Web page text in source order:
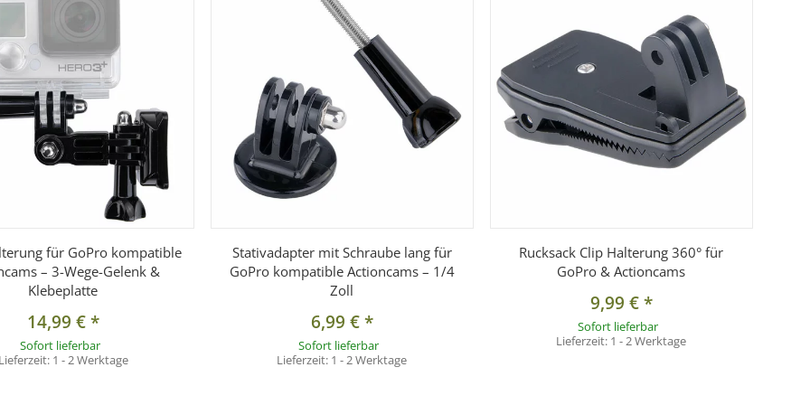
Position.
eine
360° Drehung über die 1/4 Zoll Aufnahme
dass sich die Klemme selbst verdreht.
kompatibler Adapter
mitgeliefert. Dadurch kann das Set flexibel mit Actioncams oder anderem Zubehör verwendet
Montagen im Studio
für GoPro kompatible
– 3-Wege-Gelenk &
Klebeplatte
14,99 €*
Sofort lieferbar
Lieferzeit: 1 - 2 Werktage
Stativadapter mit Schraube lang für
GoPro kompatible Actioncams – 1/4
Zoll
6,99 €*
Sofort lieferbar
Lieferzeit: 1 - 2 Werktage
Rucksack Clip Halterung 360° für
GoPro & Actioncams
9,99 €*
Sofort lieferbar
Lieferzeit: 1 - 2 Werktage